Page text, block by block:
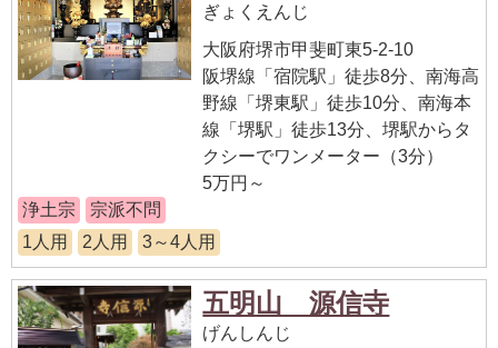
ぎょくえんじ
大阪府堺市甲斐町東5-2-10
阪堺線「宿院駅」徒歩8分、南海高
野線「堺東駅」徒歩10分、南海本
線「堺駅」徒歩13分、堺駅からタ
クシーでワンメーター（3分）
5万円～
浄土宗
宗派不問
1人用
2人用 3～4人用
五明山 源信寺
げんしんじ